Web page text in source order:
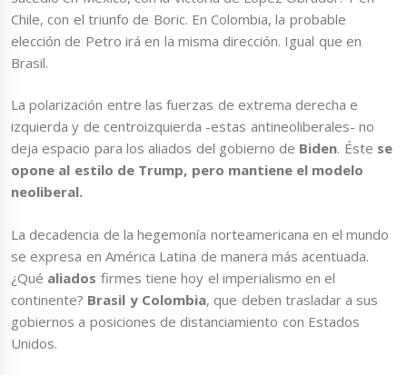
Chile, con el triunfo de Boric. En Colombia, la probable
elección de Petro irá en la misma dirección. Igual que en
Brasil.
La polarización entre las fuerzas de extrema derecha e
izquierda y de centroizquierda -estas antineoliberales- no
deja espacio para los aliados del gobierno de Biden. Éste se
opone al estilo de Trump, pero mantiene el modelo
neoliberal.
La decadencia de la hegemonía norteamericana en el mundo
se expresa en América Latina de manera más acentuada.
¿Qué aliados firmes tiene hoy el imperialismo en el
continente? Brasil y Colombia, que deben trasladar a sus
gobiernos a posiciones de distanciamiento con Estados
Unidos.